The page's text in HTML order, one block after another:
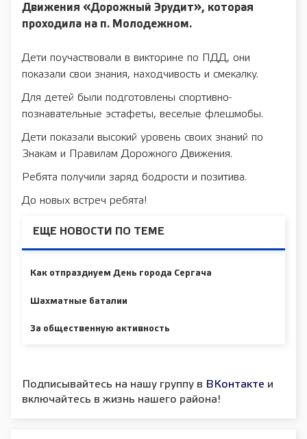
Движения «Дорожный Эрудит», которая
проходила на п. Молодежном.
Дети поучаствовали в викторине по ПДД, они
показали свои знания, находчивость и смекалку.
Для детей были подготовлены спортивно-
познавательные эстафеты, веселые флешмобы.
Дети показали высокий уровень своих знаний по
Знакам и Правилам Дорожного Движения.
Ребята получили заряд бодрости и позитива.
До новых встреч ребята!
ЕЩЕ НОВОСТИ ПО ТЕМЕ
Как отпразднуем День города Сергача
Шахматные баталии
За общественную активность
Подписывайтесь на нашу группу в ВКонтакте и
включайтесь в жизнь нашего района!